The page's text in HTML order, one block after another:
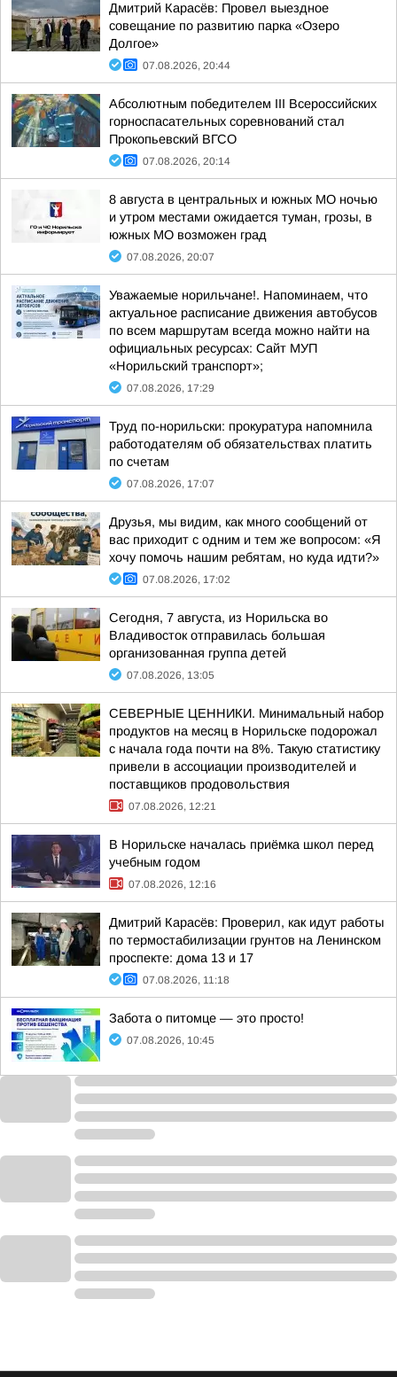
Дмитрий Карасёв: Провел выездное
совещание по развитию парка «Озеро
Долгое»
07.08.2026, 20:44
Абсолютным победителем III Всероссийских
горноспасательных соревнований стал
Прокопьевский ВГСО
07.08.2026, 20:14
8 августа в центральных и южных МО ночью
и утром местами ожидается туман, грозы, в
южных МО возможен град
07.08.2026, 20:07
Уважаемые норильчане!. Напоминаем, что
актуальное расписание движения автобусов
по всем маршрутам всегда можно найти на
официальных ресурсах: Сайт МУП
«Норильский транспорт»;
07.08.2026, 17:29
Труд по-норильски: прокуратура напомнила
работодателям об обязательствах платить
по счетам
07.08.2026, 17:07
Друзья, мы видим, как много сообщений от
вас приходит с одним и тем же вопросом: «Я
хочу помочь нашим ребятам, но куда идти?»
07.08.2026, 17:02
Сегодня, 7 августа, из Норильска во
Владивосток отправилась большая
организованная группа детей
07.08.2026, 13:05
СЕВЕРНЫЕ ЦЕННИКИ. Минимальный набор
продуктов на месяц в Норильске подорожал
с начала года почти на 8%. Такую статистику
привели в ассоциации производителей и
поставщиков продовольствия
07.08.2026, 12:21
В Норильске началась приёмка школ перед
учебным годом
07.08.2026, 12:16
Дмитрий Карасёв: Проверил, как идут работы
по термостабилизации грунтов на Ленинском
проспекте: дома 13 и 17
07.08.2026, 11:18
Забота о питомце — это просто!
07.08.2026, 10:45